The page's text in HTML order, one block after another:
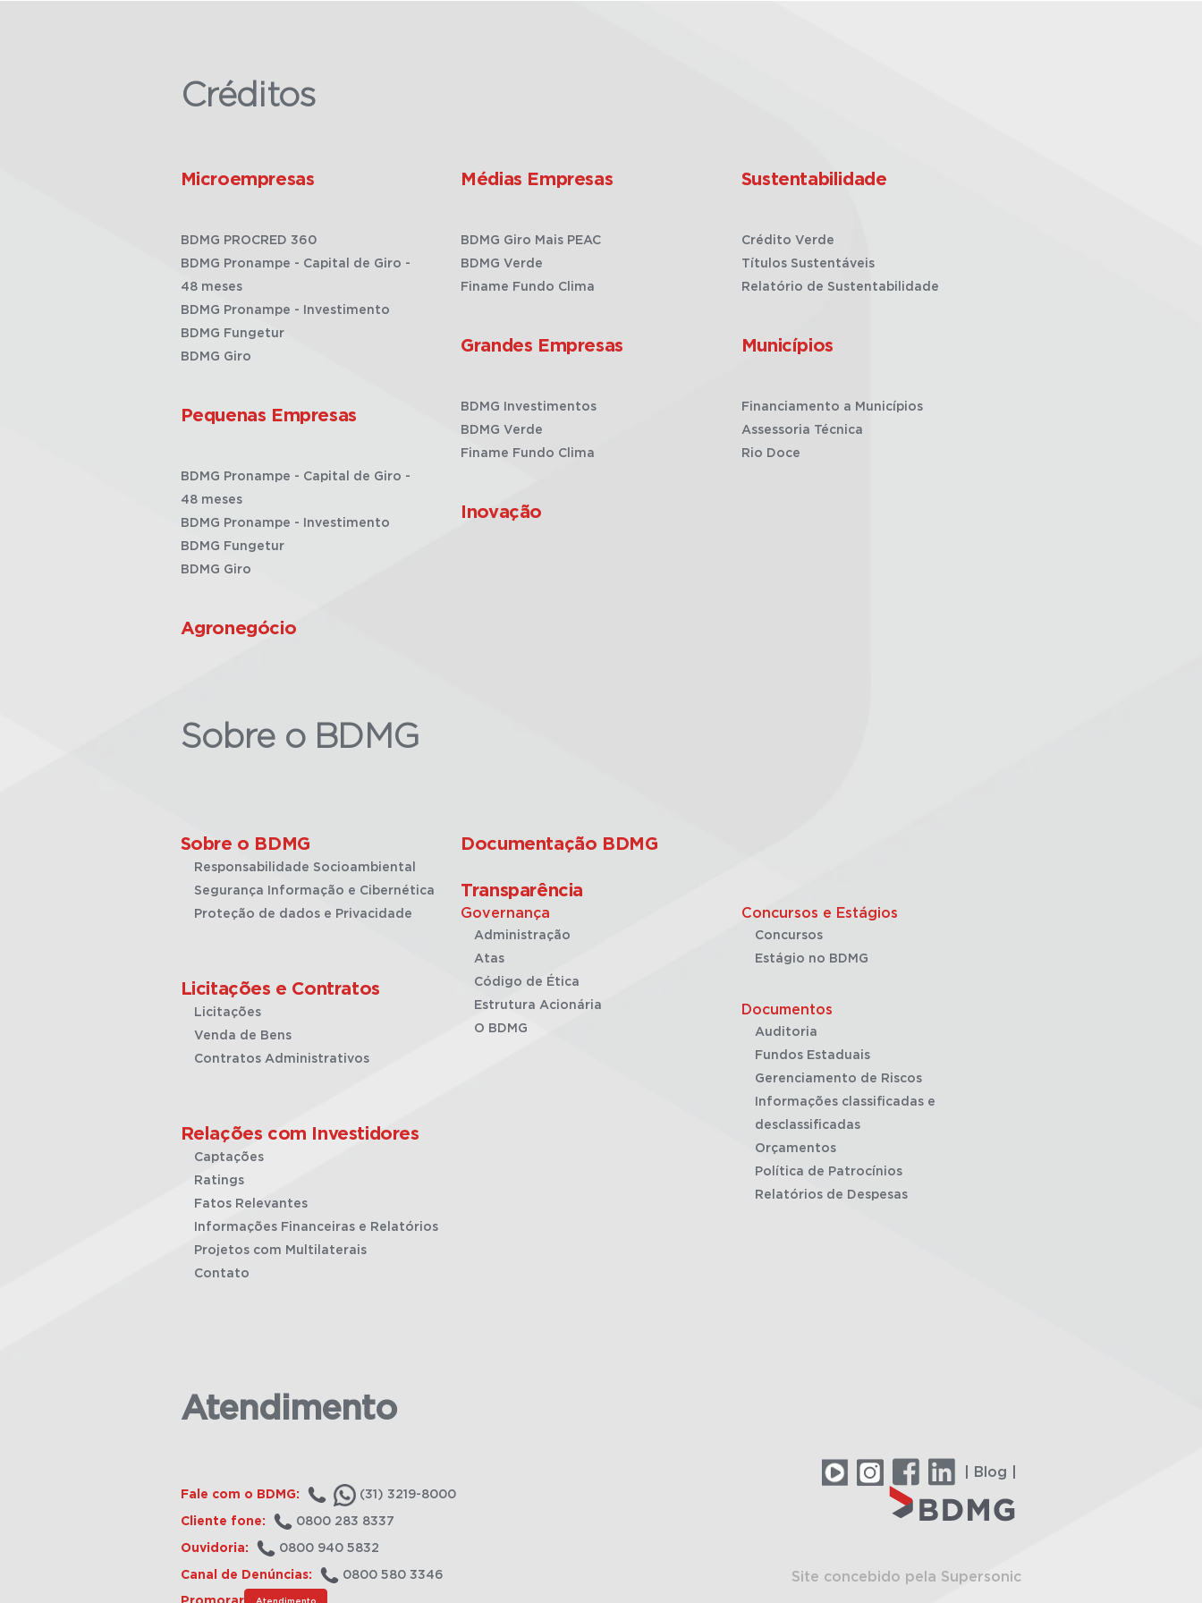
Créditos
Microempresas
BDMG PROCRED 360
BDMG Pronampe - Capital de Giro -
48 meses
BDMG Pronampe - Investimento
BDMG Fungetur
BDMG Giro
Pequenas Empresas
BDMG Pronampe - Capital de Giro -
48 meses
BDMG Pronampe - Investimento
BDMG Fungetur
BDMG Giro
Agronegócio
Médias Empresas
BDMG Giro Mais PEAC
BDMG Verde
Finame Fundo Clima
Grandes Empresas
BDMG Investimentos
BDMG Verde
Finame Fundo Clima
Inovação
Sustentabilidade
Crédito Verde
Títulos Sustentáveis
Relatório de Sustentabilidade
Municípios
Financiamento a Municípios
Assessoria Técnica
Rio Doce
Sobre o BDMG
Sobre o BDMG
Responsabilidade Socioambiental
Segurança Informação e Cibernética
Proteção de dados e Privacidade
Licitações e Contratos
Licitações
Venda de Bens
Contratos Administrativos
Relações com Investidores
Captações
Ratings
Fatos Relevantes
Informações Financeiras e Relatórios
Projetos com Multilaterais
Contato
Documentação BDMG
Transparência
Governança
Administração
Atas
Código de Ética
Estrutura Acionária
O BDMG
Concursos e Estágios
Concursos
Estágio no BDMG
Documentos
Auditoria
Fundos Estaduais
Gerenciamento de Riscos
Informações classificadas e
desclassificadas
Orçamentos
Política de Patrocínios
Relatórios de Despesas
Atendimento
Fale com o BDMG: (31) 3219-8000
Cliente fone: 0800 283 8337
Ouvidoria: 0800 940 5832
Canal de Denúncias: 0800 580 3346
Atendimento
| Blog |
Site concebido pela Supersonic